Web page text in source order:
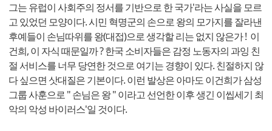
그는 유럽이 사회주의 정서를 기반으로 한 국가'라는 사실을 모르
고 있었던 모양이다. 시민 혁명군의 손으로 왕의 모가지를 잘라낸
후예들이 손님따위를 왕(대접)으로 생각할 리는 없지 않은가 ! 이
건희, 이 자식 때문일까 ? 한국 소비자들은 감정 노동자의 과잉 친
절 서비스를 너무 당연한 것으로 여기는 경향이 있다. 친절하지 않
다 싶으면 삿대질은 기본이다. 이런 발상은 아마도 이건희가 삼성
그룹 사훈으로 " 손님은 왕 " 이라고 선언한 이후 생긴 이씹세기 최
악의 악성 바이러스'일 것이다.